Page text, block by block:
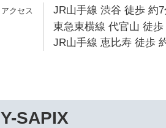
JR山手線 渋谷 徒歩 約7
東急東横線 代官山 徒歩
JR山手線 恵比寿 徒歩
Y-SAPIX